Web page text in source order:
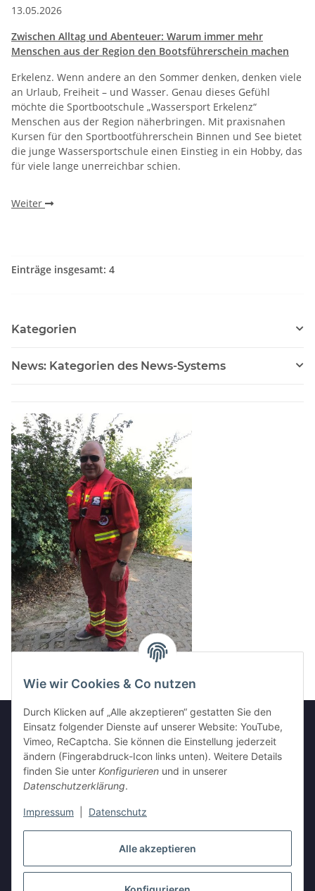
Alle akzeptieren
Wie wir Cookies & Co nutzen
Durch Klicken auf „Alle akzeptieren“ gestatten Sie den
Einsatz folgender Dienste auf unserer Website: YouTube,
Vimeo, ReCaptcha. Sie können die Einstellung jederzeit
ändern (Fingerabdruck-Icon links unten). Weitere Details
finden Sie unter Konfigurieren und in unserer
Datenschutzerklärung.
Impressum Datenschutz
13.05.2026
Zwischen Alltag und Abenteuer: Warum immer mehr
Menschen aus der Region den Bootsführerschein machen
Erkelenz. Wenn andere an den Sommer denken, denken viele
an Urlaub, Freiheit – und Wasser. Genau dieses Gefühl
möchte die Sportbootschule „Wassersport Erkelenz“
Menschen aus der Region näherbringen. Mit praxisnahen
Kursen für den Sportbootführerschein Binnen und See bietet
die junge Wassersportschule einen Einstieg in ein Hobby, das
für viele lange unerreichbar schien.
Weiter
Einträge insgesamt: 4
Kategorien
News: Kategorien des News-Systems
Informationen
Gesetzliche Informationen
Vertrag widerrufen